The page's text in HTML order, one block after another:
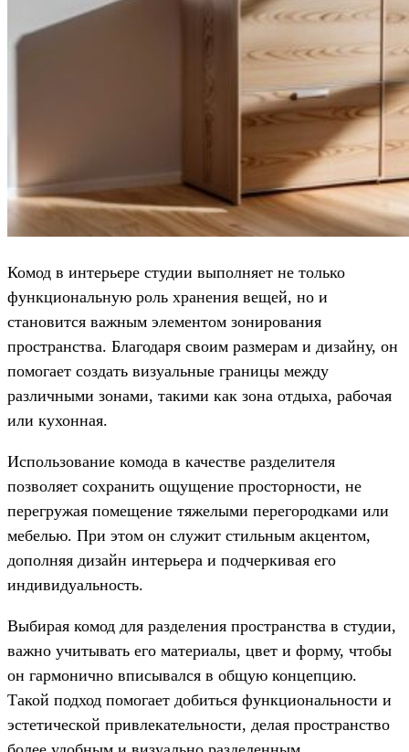
Комод в интерьере студии выполняет не только
функциональную роль хранения вещей, но и
становится важным элементом зонирования
пространства. Благодаря своим размерам и дизайну, он
помогает создать визуальные границы между
различными зонами, такими как зона отдыха, рабочая
или кухонная.
Использование комода в качестве разделителя
позволяет сохранить ощущение просторности, не
перегружая помещение тяжелыми перегородками или
мебелью. При этом он служит стильным акцентом,
дополняя дизайн интерьера и подчеркивая его
индивидуальность.
Выбирая комод для разделения пространства в студии,
важно учитывать его материалы, цвет и форму, чтобы
он гармонично вписывался в общую концепцию.
Такой подход помогает добиться функциональности и
эстетической привлекательности, делая пространство